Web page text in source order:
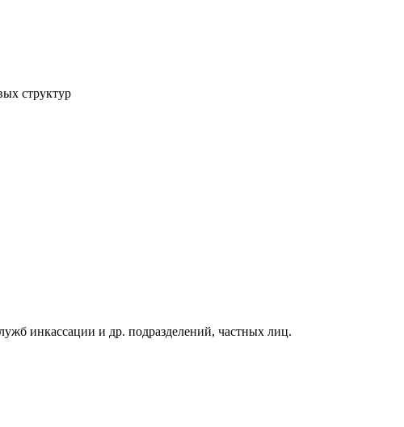
структур
инкассации и др. подразделений, частных лиц.